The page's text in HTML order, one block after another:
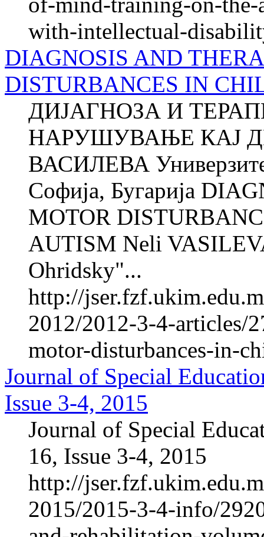
with-intellectual-
DIAGNOSIS AND
DISTURBANCES IN
ДИЈАГНОЗА И
НАРУШУВАЊЕ КАЈ
ВАСИЛЕВА
Софија, Бугарија
MOTOR
AUTISM Neli
Ohridsky"...
http://
2012/2012-3-4-articles/
motor-disturbances-in-
Journal of Special
Issue 3-4, 2015
Journal of Special
16, Issue 3-4, 2015
http://
2015/2015-3-4-info/